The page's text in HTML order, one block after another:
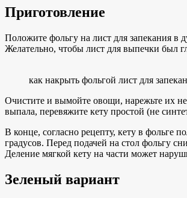
Приготовление
Положите фольгу на лист для запекания в
Желательно, чтобы лист для выпечки был
как накрыть фольгой лист для
Очистите и вымойте овощи, нарежьте их
выпала, перевяжите кету простой (не
В конце, согласно рецепту, кету в фольге
градусов. Перед подачей на стол фольгу
Деление мягкой кету на части может
Зеленый вариант